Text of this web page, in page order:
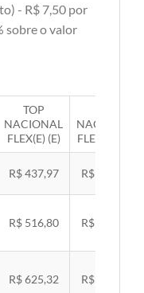
- R$ 7,50 por
sobre o valor
TOP
NACIONAL
FLEX(E) (E)
NACIONAL
FLEX(Q) (A)
R$ 437,97 R$ 451,33
R$ 516,80 R$ 532,57
R$ 625,32 R$ 644,40